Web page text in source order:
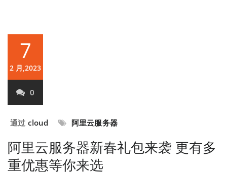
7
2 月,2023
0
通过 cloud 阿里云服务器
阿里云服务器新春礼包来袭 更有多
重优惠等你来选